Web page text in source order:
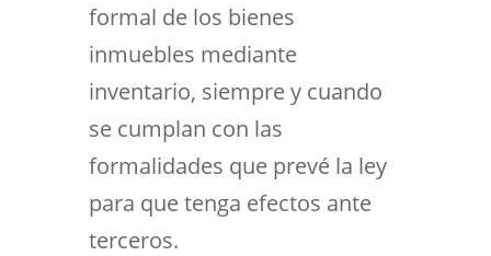
formal de los bienes
inmuebles mediante
inventario, siempre y cuando
se cumplan con las
formalidades que prevé la ley
para que tenga efectos ante
terceros.